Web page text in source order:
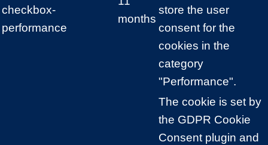
checkbox-
performance
months
store the user
consent for the
cookies in the
category
"Performance".
The cookie is set by
the GDPR Cookie
Consent plugin and